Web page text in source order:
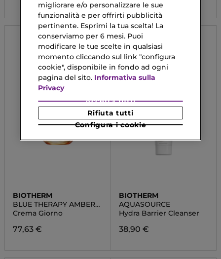
BIOTHERM
BLUE THERAPY AMBER
ALGAE REVITALIZE
Crema Giorno
77,63 €
BIOTHERM
AQUASOURCE
Hydra Barrier Cleanser
38,90 €
migliorare e/o personalizzare le sue
funzionalità e per offrirti pubblicità
pertinente. Esprimi la tua scelta! La
conserviamo per 6 mesi. Puoi
modificare le tue scelte in qualsiasi
momento cliccando sul link "configura
cookie", disponibile in fondo ad ogni
pagina del sito. Informativa sulla
Privacy
Configura i cookie
Rifiuta tutti
Accetta tutti